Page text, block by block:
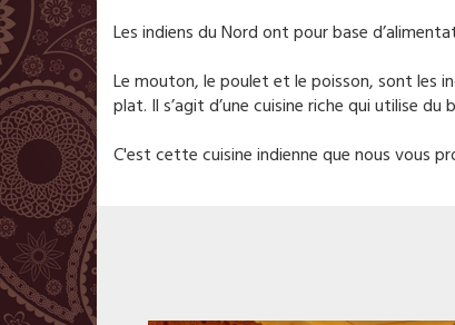
Les indiens du Nord ont pour base
Le mouton, le poulet et le poisson, sont les
plat. Il s’agit d’une cuisine riche qui utilise
C'est cette cuisine indienne que nous vous